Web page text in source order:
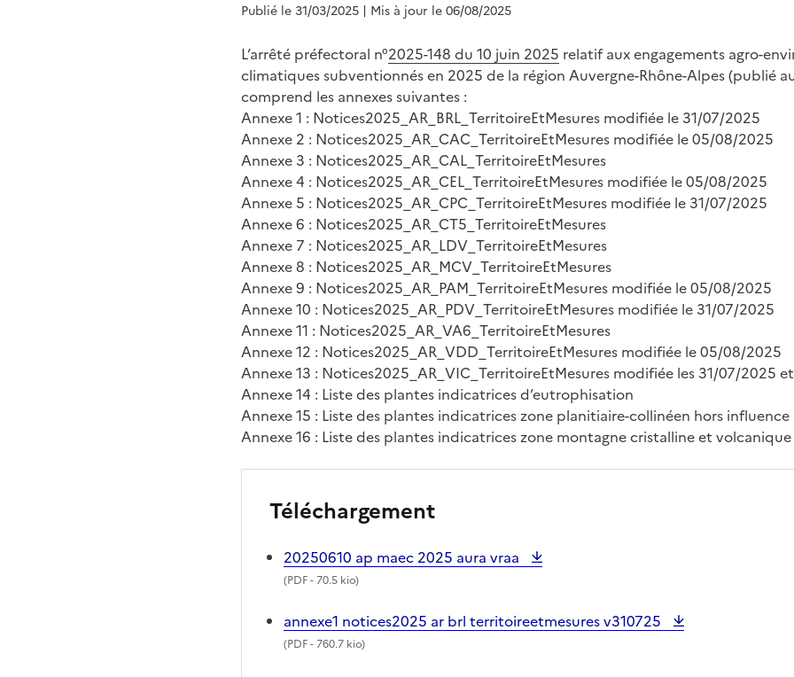
Publié le 31/03/2025 | Mis à jour le 06/08/2025
L’arrêté préfectoral n°2025-148 du 10 juin 2025 relatif aux engagements agro-
climatiques subventionnés en 2025 de la région Auvergne-Rhône-Alpes (publié
comprend les annexes suivantes :
Annexe 1 : Notices2025_AR_BRL_TerritoireEtMesures modifiée le 31/07/2025
Annexe 2 : Notices2025_AR_CAC_TerritoireEtMesures modifiée le 05/08/2025
Annexe 3 : Notices2025_AR_CAL_TerritoireEtMesures
Annexe 4 : Notices2025_AR_CEL_TerritoireEtMesures modifiée le 05/08/2025
Annexe 5 : Notices2025_AR_CPC_TerritoireEtMesures modifiée le 31/07/2025
Annexe 6 : Notices2025_AR_CT5_TerritoireEtMesures
Annexe 7 : Notices2025_AR_LDV_TerritoireEtMesures
Annexe 8 : Notices2025_AR_MCV_TerritoireEtMesures
Annexe 9 : Notices2025_AR_PAM_TerritoireEtMesures modifiée le 05/08/2025
Annexe 10 : Notices2025_AR_PDV_TerritoireEtMesures modifiée le 31/07/2025
Annexe 11 : Notices2025_AR_VA6_TerritoireEtMesures
Annexe 12 : Notices2025_AR_VDD_TerritoireEtMesures modifiée le 05/08/2025
Annexe 13 : Notices2025_AR_VIC_TerritoireEtMesures modifiée les 31/07/2025
Annexe 14 : Liste des plantes indicatrices d’eutrophisation
Annexe 15 : Liste des plantes indicatrices zone planitiaire-collinéen hors
Annexe 16 : Liste des plantes indicatrices zone montagne cristalline et
Téléchargement
20250610 ap maec 2025 aura vraa
(PDF- 70.5 kio)
annexe1 notices2025 ar brl territoireetmesures v310725
(PDF- 760.7 kio)